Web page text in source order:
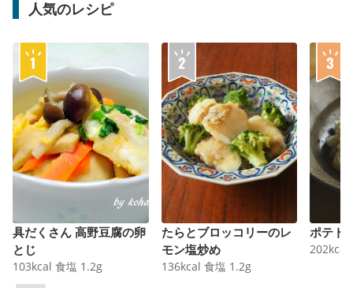
人気のレシピ
具だくさん 高野豆腐の卵
とじ
103kcal 食塩 1.2g
たらとブロッコリーのレ
モン塩炒め
136kcal 食塩 1.2g
ポテト
202kcal